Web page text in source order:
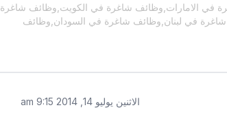
في الامارات,وظائف شاغرة في الكويت,وظائف شاغرة
في لبنان,وظائف شاغرة في السودان,وظائف
الاثنين يوليو 14, 2014 9:15 am